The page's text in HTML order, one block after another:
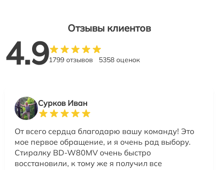
Отзывы клиентов
4.91799 отзывов 5358 оценок
Сурков Иван
От всего сердца благодарю вашу команду! Это
мое первое обращение, и я очень рад выбору.
Стиралку BD-W80MV очень быстро
восстановили, к тому же я получил все